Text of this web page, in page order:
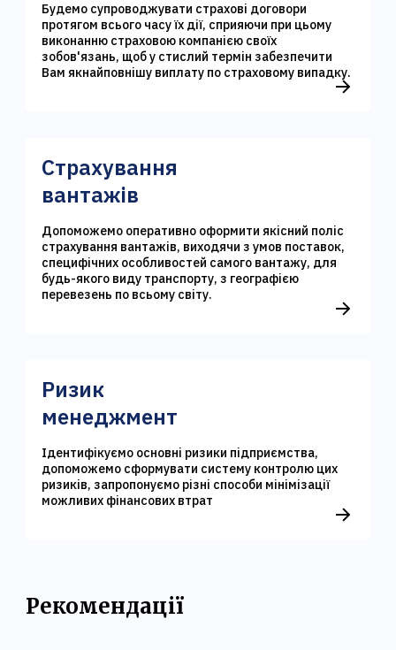
Будемо супроводжувати страхові договори
протягом всього часу їх дії, сприяючи при цьому
виконанню страховою компанією своїх
зобов'язань, щоб у стислий термін забезпечити
Вам якнайповнішу виплату по страховому випадку.
Страхування
вантажів
Допоможемо оперативно оформити якісний поліс
страхування вантажів, виходячи з умов поставок,
специфічних особливостей самого вантажу, для
будь-якого виду транспорту, з географією
перевезень по всьому світу.
Ризик
менеджмент
Ідентифікуємо основні ризики підприємства,
допоможемо сформувати систему контролю цих
ризиків, запропонуємо різні способи мінімізації
можливих фінансових втрат
Рекомендації